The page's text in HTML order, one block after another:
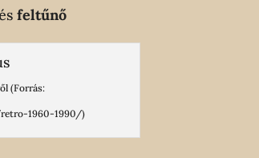
feltűnő
(Forrás:
1960-1990/)